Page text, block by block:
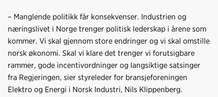
– Manglende politikk får konsekvenser. Industrien og
næringslivet i Norge trenger politisk lederskap i årene som
kommer. Vi skal gjennom store endringer og vi skal omstille
norsk økonomi. Skal vi klare det trenger vi forutsigbare
rammer, gode incentivordninger og langsiktige satsinger
fra Regjeringen, sier styreleder for bransjeforeningen
Elektro og Energi i Norsk Industri, Nils Klippenberg.